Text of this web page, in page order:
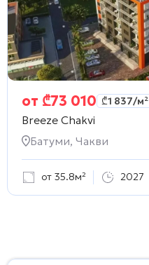
от ₾73 010 ₾1 837/м²
Breeze Chakvi
Батуми, Чакви
от 35.8м² 2027